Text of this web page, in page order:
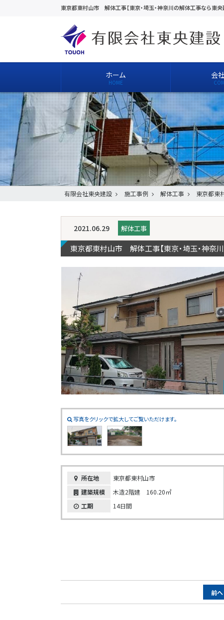
東京都東村山市 解体工事【東京・埼玉・神奈川の解体工事なら東央
ホーム 会
有限会社東央建設 施工事例 解体工事 東京都東
2021.06.29 解体工事
東京都東村山市 解体工事【東京・埼玉・神奈
写真をクリックで拡大してご覧いただけます。
所在地
東京都東村山市
建築規模
木造2階建 160.20㎡
工期
14日間
ー
前へ